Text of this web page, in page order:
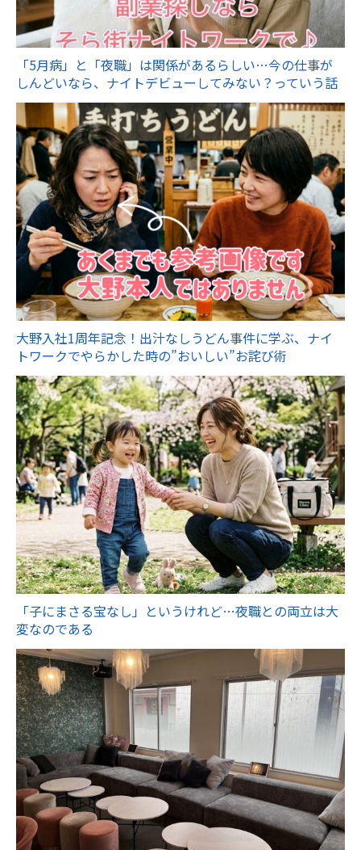
「5月病」と「夜職」は関係があるらしい…今の仕事が
しんどいなら、ナイトデビューしてみない？っていう話
大野入社1周年記念！出汁なしうどん事件に学ぶ、ナイ
トワークでやらかした時の”おいしい”お詫び術
「子にまさる宝なし」というけれど…夜職との両立は大
変なのである